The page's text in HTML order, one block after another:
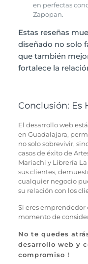
en perfectas
Zapopan.
Estas reseñas
diseñado no solo
que también
fortalece la
Conclusión: Es
El desarrollo web
en Guadalajara,
no solo sobrevivir,
casos de éxito de
Mariachi y Librería
sus clientes,
cualquier negocio
su relación con los
Si eres emprendedor
momento de
No te quedes
desarrollo web y
compromiso !